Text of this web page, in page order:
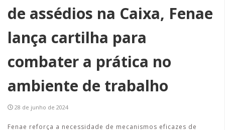
de assédios na Caixa, Fenae
lança cartilha para
combater a prática no
ambiente de trabalho
28 de junho de 2024
Fenae reforça a necessidade de mecanismos eficazes de